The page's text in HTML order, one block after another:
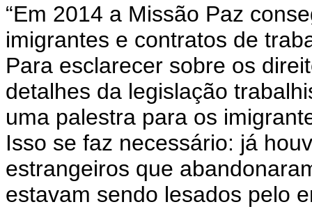
“Em 2014 a Missão Paz
imigrantes e contratos de
Para esclarecer sobre os
detalhes da legislação
uma palestra para os
Isso se faz necessário: já
estrangeiros que
estavam sendo lesados pelo